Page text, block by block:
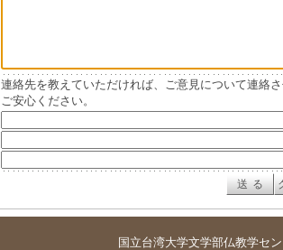
連絡先を教えていただければ、ご意見について連絡
ご安心ください。
国立台湾大学文学部仏教学セ